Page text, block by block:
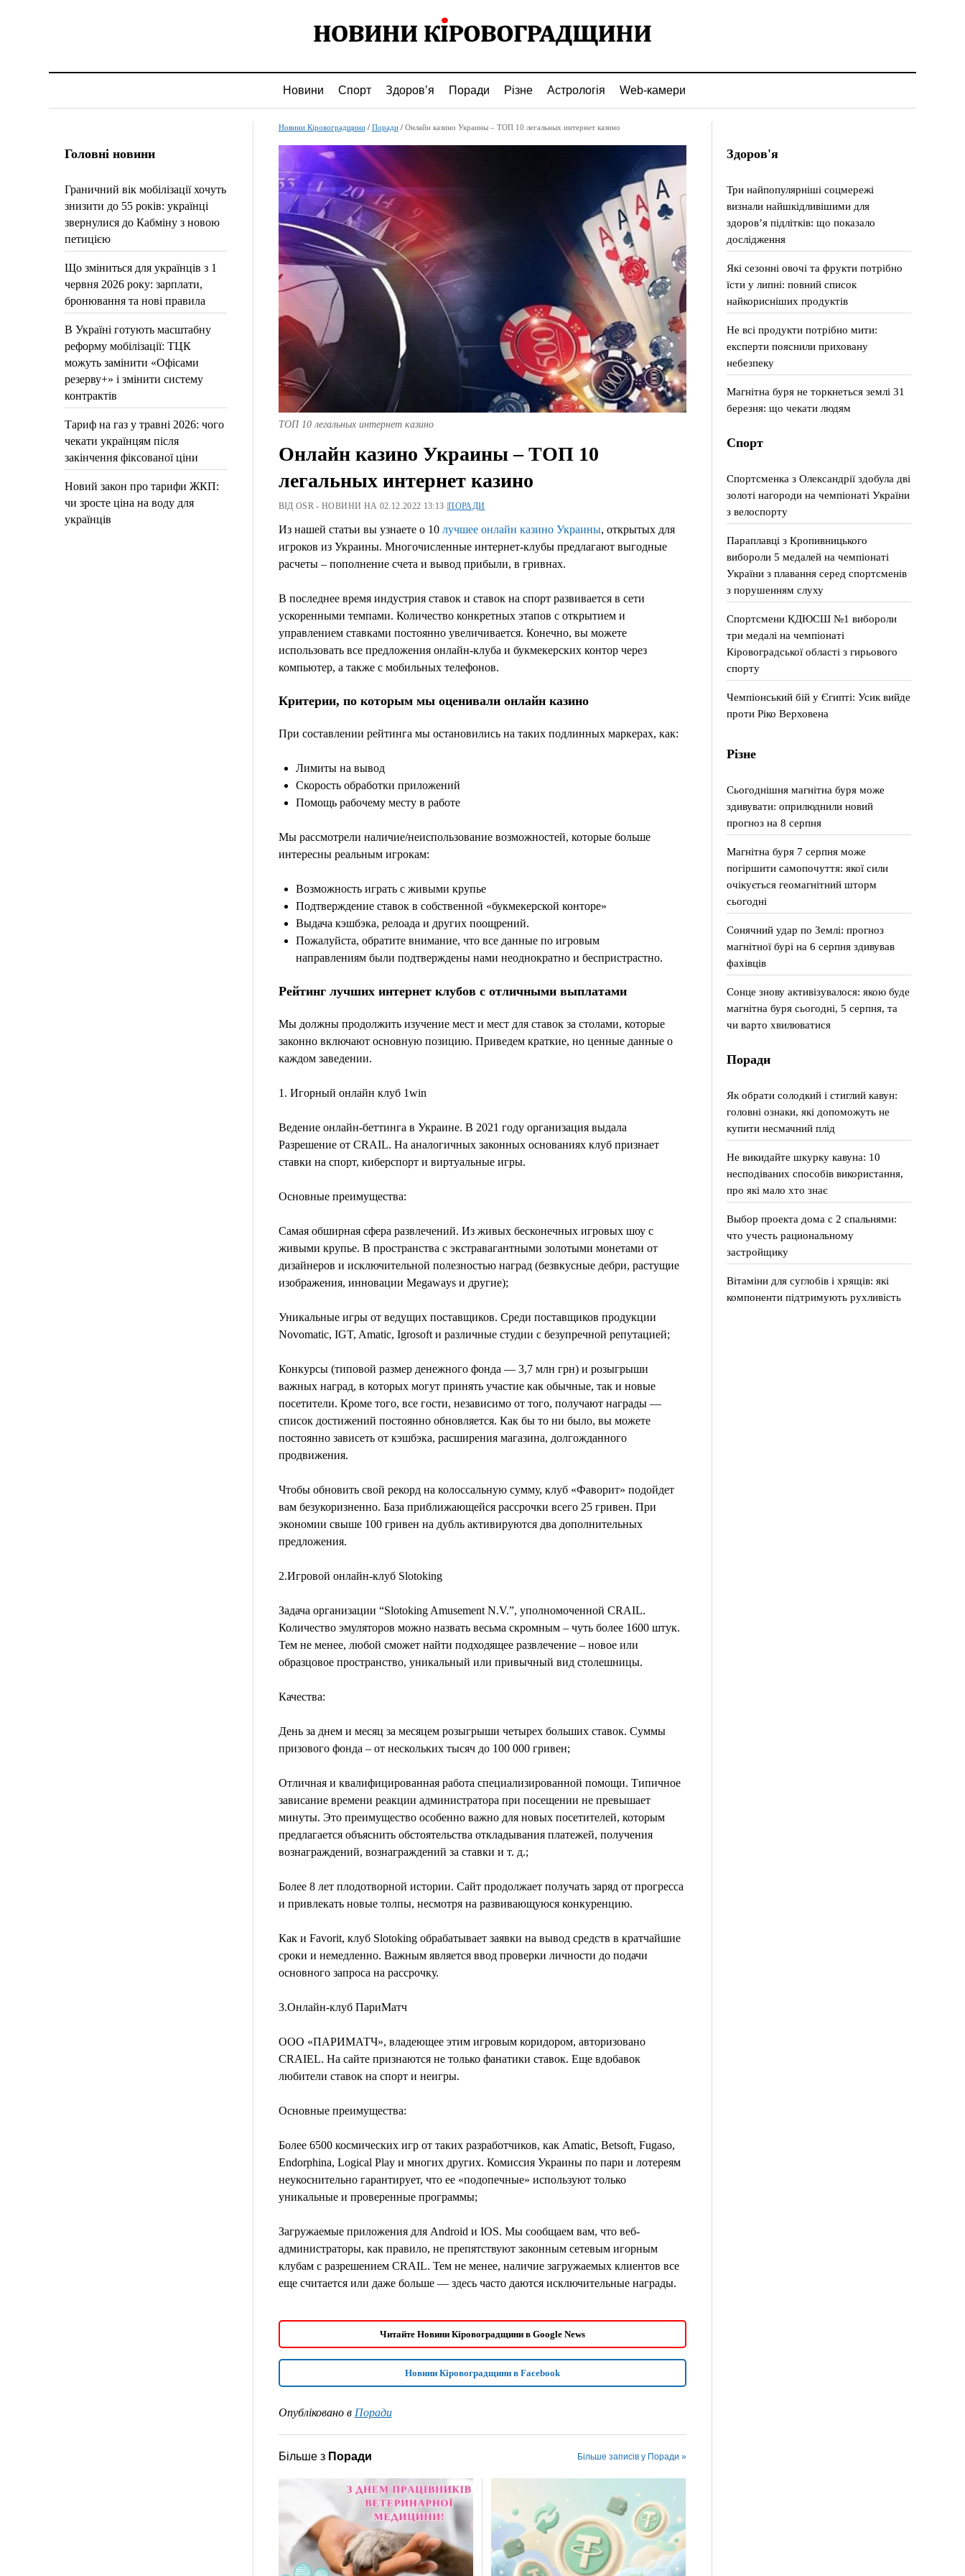
Новини Спорт Здоров’я Поради Різне Астрологія Web-камери
Головні новини
Граничний вік мобілізації хочуть
знизити до 55 років: українці
звернулися до Кабміну з новою
петицією
Що зміниться для українців з 1
червня 2026 року: зарплати,
бронювання та нові правила
В Україні готують масштабну
реформу мобілізації: ТЦК
можуть замінити «Офісами
резерву+» і змінити систему
контрактів
Тариф на газ у травні 2026: чого
чекати українцям після
закінчення фіксованої ціни
Новий закон про тарифи ЖКП:
чи зросте ціна на воду для
українців
Новини Кіровоградщини/ Поради/ Онлайн казино Украины – ТОП 10 легальных интернет казино
ТОП 10 легальных интернет казино
Онлайн казино Украины – ТОП 10
легальных интернет казино
ВІД OSR - НОВИНИ НА 02.12.2022 13:13 |ПОРАДИ
Из нашей статьи вы узнаете о 10 лучшее онлайн казино Украины, открытых для
игроков из Украины. Многочисленные интернет-клубы предлагают выгодные
расчеты – пополнение счета и вывод прибыли, в гривнах.
В последнее время индустрия ставок и ставок на спорт развивается в сети
ускоренными темпами. Количество конкретных этапов с открытием и
управлением ставками постоянно увеличивается. Конечно, вы можете
использовать все предложения онлайн-клуба и букмекерских контор через
компьютер, а также с мобильных телефонов.
Критерии, по которым мы оценивали онлайн казино
При составлении рейтинга мы остановились на таких подлинных маркерах, как:
Лимиты на вывод
Скорость обработки приложений
Помощь рабочему месту в работе
Мы рассмотрели наличие/неиспользование возможностей, которые больше
интересны реальным игрокам:
Возможность играть с живыми крупье
Подтверждение ставок в собственной «букмекерской конторе»
Выдача кэшбэка, релоада и других поощрений.
Пожалуйста, обратите внимание, что все данные по игровым
направлениям были подтверждены нами неоднократно и беспристрастно.
Рейтинг лучших интернет клубов с отличными выплатами
Мы должны продолжить изучение мест и мест для ставок за столами, которые
законно включают основную позицию. Приведем краткие, но ценные данные о
каждом заведении.
1. Игорный онлайн клуб 1win
Ведение онлайн-беттинга в Украине. В 2021 году организация выдала
Разрешение от CRAIL. На аналогичных законных основаниях клуб признает
ставки на спорт, киберспорт и виртуальные игры.
Основные преимущества:
Самая обширная сфера развлечений. Из живых бесконечных игровых шоу с
живыми крупье. В пространства с экстравагантными золотыми монетами от
дизайнеров и исключительной полезностью наград (безвкусные дебри, растущие
изображения, инновации Megaways и другие);
Уникальные игры от ведущих поставщиков. Среди поставщиков продукции
Novomatic, IGT, Amatic, Igrosoft и различные студии с безупречной репутацией;
Конкурсы (типовой размер денежного фонда — 3,7 млн ​​грн) и розыгрыши
важных наград, в которых могут принять участие как обычные, так и новые
посетители. Кроме того, все гости, независимо от того, получают награды —
список достижений постоянно обновляется. Как бы то ни было, вы можете
постоянно зависеть от кэшбэка, расширения магазина, долгожданного
продвижения.
Чтобы обновить свой рекорд на колоссальную сумму, клуб «Фаворит» подойдет
вам безукоризненно. База приближающейся рассрочки всего 25 гривен. При
экономии свыше 100 гривен на дубль активируются два дополнительных
предложения.
2.Игровой онлайн-клуб Slotoking
Задача организации “Slotoking Amusement N.V.”, уполномоченной CRAIL.
Количество эмуляторов можно назвать весьма скромным – чуть более 1600 штук.
Тем не менее, любой сможет найти подходящее развлечение – новое или
образцовое пространство, уникальный или привычный вид столешницы.
Качества:
День за днем ​​и месяц за месяцем розыгрыши четырех больших ставок. Суммы
призового фонда – от нескольких тысяч до 100 000 гривен;
Отличная и квалифицированная работа специализированной помощи. Типичное
зависание времени реакции администратора при посещении не превышает
минуты. Это преимущество особенно важно для новых посетителей, которым
предлагается объяснить обстоятельства откладывания платежей, получения
вознаграждений, вознаграждений за ставки и т. д.;
Более 8 лет плодотворной истории. Сайт продолжает получать заряд от прогресса
и привлекать новые толпы, несмотря на развивающуюся конкуренцию.
Как и Favorit, клуб Slotoking обрабатывает заявки на вывод средств в кратчайшие
сроки и немедленно. Важным является ввод проверки личности до подачи
основного запроса на рассрочку.
3.Онлайн-клуб ПариМатч
ООО «ПАРИМАТЧ», владеющее этим игровым коридором, авторизовано
CRAIEL. На сайте признаются не только фанатики ставок. Еще вдобавок
любители ставок на спорт и неигры.
Основные преимущества:
Более 6500 космических игр от таких разработчиков, как Amatic, Betsoft, Fugaso,
Endorphina, Logical Play и многих других. Комиссия Украины по пари и лотереям
неукоснительно гарантирует, что ее «подопечные» используют только
уникальные и проверенные программы;
Загружаемые приложения для Android и IOS. Мы сообщаем вам, что веб-
администраторы, как правило, не препятствуют законным сетевым игорным
клубам с разрешением CRAIL. Тем не менее, наличие загружаемых клиентов все
еще считается или даже больше — здесь часто даются исключительные награды.
Читайте Новини Кіровоградщини в Google News
Новини Кіровоградщини в Facebook
Опубліковано в Поради
Більше з Поради Більше записів у Поради »
Здоров'я
Три найпопулярніші соцмережі
визнали найшкідливішими для
здоров’я підлітків: що показало
дослідження
Які сезонні овочі та фрукти потрібно
їсти у липні: повний список
найкорисніших продуктів
Не всі продукти потрібно мити:
експерти пояснили приховану
небезпеку
Магнітна буря не торкнеться землі 31
березня: що чекати людям
Спорт
Спортсменка з Олександрії здобула дві
золоті нагороди на чемпіонаті України
з велоспорту
Параплавці з Кропивницького
вибороли 5 медалей на чемпіонаті
України з плавання серед спортсменів
з порушенням слуху
Спортсмени КДЮСШ №1 вибороли
три медалі на чемпіонаті
Кіровоградської області з гирьового
спорту
Чемпіонський бій у Єгипті: Усик вийде
проти Ріко Верховена
Різне
Сьогоднішня магнітна буря може
здивувати: оприлюднили новий
прогноз на 8 серпня
Магнітна буря 7 серпня може
погіршити самопочуття: якої сили
очікується геомагнітний шторм
сьогодні
Сонячний удар по Землі: прогноз
магнітної бурі на 6 серпня здивував
фахівців
Сонце знову активізувалося: якою буде
магнітна буря сьогодні, 5 серпня, та
чи варто хвилюватися
Поради
Як обрати солодкий і стиглий кавун:
головні ознаки, які допоможуть не
купити несмачний плід
Не викидайте шкурку кавуна: 10
несподіваних способів використання,
про які мало хто знає
Выбор проекта дома с 2 спальнями:
что учесть рациональному
застройщику
Вітаміни для суглобів і хрящів: які
компоненти підтримують рухливість